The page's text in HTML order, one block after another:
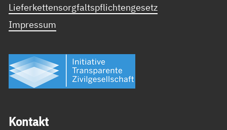
Lieferkettensorgfaltspflichtengesetz
Impressum
Kon­takt